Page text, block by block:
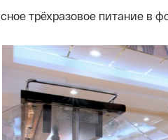
трёхразовое питание в